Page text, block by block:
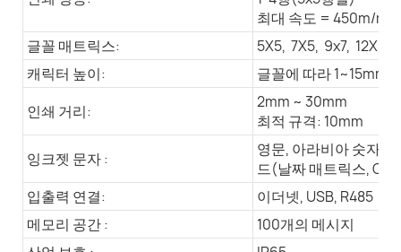
최대 속도 = 450m/
글꼴 매트릭스:
5X5, 7X5, 9x7, 12X9,
캐릭터 높이:
글꼴에 따라 1~15mm
인쇄 거리:
2mm ~ 30mm
최적 규격: 10mm
잉크젯 문자 :
영문, 아라비아 숫자,
드(날짜 매트릭스, QR
입출력 연결:
이더넷, USB, R485
메모리 공간 :
100개의 메시지